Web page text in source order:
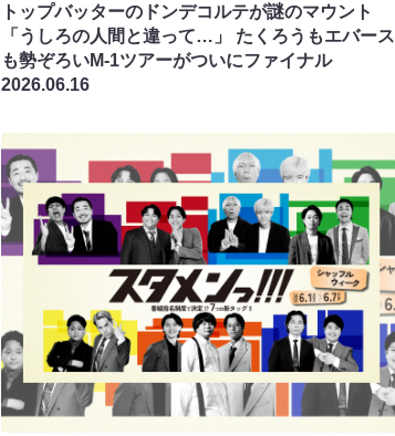
トップバッターのドンデコルテが謎のマウント
「うしろの人間と違って…」 たくろうもエバース
も勢ぞろいM-1ツアーがついにファイナル
2026.06.16